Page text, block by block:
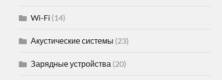
Wi-Fi (14)
Акустические системы (23)
Зарядные устройства (20)